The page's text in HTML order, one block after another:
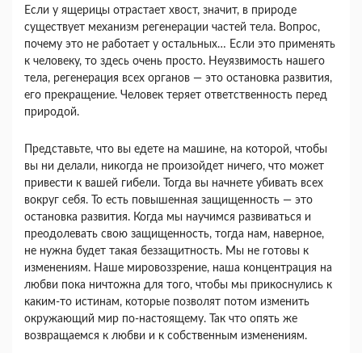
Если у ящерицы отрастает хвост, значит, в природе
существует механизм регенерации частей тела. Вопрос,
почему это не работает у осталь­ных… Если это применять
к человеку, то здесь очень просто. Неуязвимость нашего
тела, регене­рация всех органов — это остановка развития,
его прекращение. Человек теряет ответственность пе­ред
природой.
Представьте, что вы едете на машине, на кото­рой, чтобы
вы ни делали, никогда не произойдет ничего, что может
привести к вашей гибели. Тогда вы начнете убивать всех
вокруг себя. То есть по­вышенная защищенность — это
остановка разви­тия. Когда мы научимся развиваться и
преодоле­вать свою защищенность, тогда нам, наверное,
не нужна будет такая беззащитность. Мы не готовы к
изменениям. Наше мировоззрение, наша кон­центрация на
любви пока ничтожна для того, что­бы мы прикоснулись к
каким-то истинам, которые позволят потом изменить
окружающий мир по-настоящему. Так что опять же
возвращаемся к любви и к собственным изменениям.